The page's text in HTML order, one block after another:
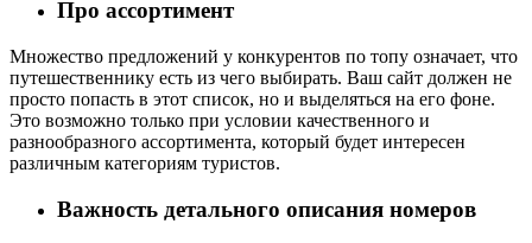
Про ассортимент
Множество предложений у конкурентов по топу означает, что
путешественнику есть из чего выбирать. Ваш сайт должен не
просто попасть в этот список, но и выделяться на его фоне.
Это возможно только при условии качественного и
разнообразного ассортимента, который будет интересен
различным категориям туристов.
Важность детального описания номеров